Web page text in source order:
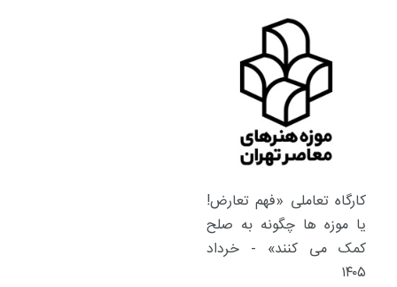
کارگاه تعاملی «فهم تعارض!
یا موزه ها چگونه به صلح
کمک می کنند» - خرداد
۱۴۰۵